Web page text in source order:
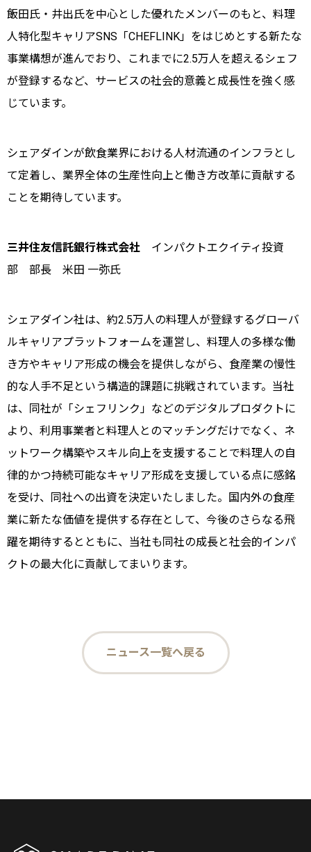
飯田氏・井出氏を中心とした優れたメンバーのもと、料理
人特化型キャリアSNS「CHEFLINK」をはじめとする新たな
事業構想が進んでおり、これまでに2.5万人を超えるシェフ
が登録するなど、サービスの社会的意義と成長性を強く感
じています。
シェアダインが飲食業界における人材流通のインフラとし
て定着し、業界全体の生産性向上と働き方改革に貢献する
ことを期待しています。
三井住友信託銀行株式会社 インパクトエクイティ投資
部 部長 米田 一弥氏
シェアダイン社は、約2.5万人の料理人が登録するグローバ
ルキャリアプラットフォームを運営し、料理人の多様な働
き方やキャリア形成の機会を提供しながら、食産業の慢性
的な人手不足という構造的課題に挑戦されています。当社
は、同社が「シェフリンク」などのデジタルプロダクトに
より、利用事業者と料理人とのマッチングだけでなく、ネ
ットワーク構築やスキル向上を支援することで料理人の自
律的かつ持続可能なキャリア形成を支援している点に感銘
を受け、同社への出資を決定いたしました。国内外の食産
業に新たな価値を提供する存在として、今後のさらなる飛
躍を期待するとともに、当社も同社の成長と社会的インパ
クトの最大化に貢献してまいります。
ニュース一覧へ戻る